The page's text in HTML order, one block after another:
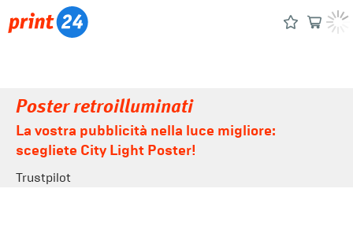
Poster retroilluminati
La vostra pubblicità nella luce migliore:
scegliete City Light Poster!
Trustpilot